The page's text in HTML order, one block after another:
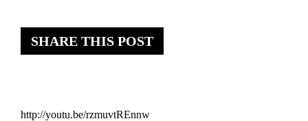
SHARE THIS POST
http://youtu.be/rzmuvtREnnw